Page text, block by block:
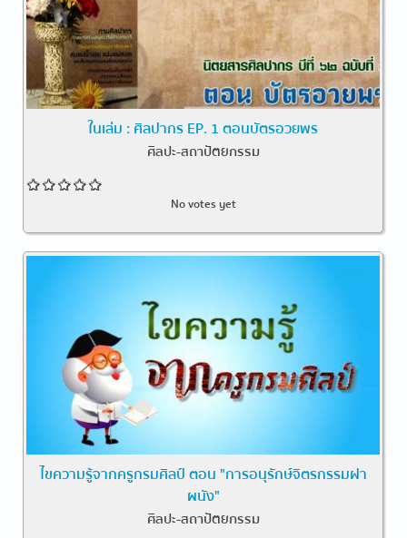
ในเล่ม : ศิลปากร EP. 1 ตอนบัตรอวยพร
ศิลปะ-สถาปัตยกรรม
No votes yet
ไขความรู้จากครูกรมศิลป์ ตอน "การอนุรักษ์จิตรกรรมฝา
ผนัง"
ศิลปะ-สถาปัตยกรรม